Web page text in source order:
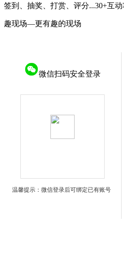
签到、抽奖、打赏、评分...30+互动
趣现场—更有趣的现场
微信扫码安全登录
温馨提示：微信登录后可绑定已有账号